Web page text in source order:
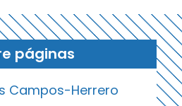
páginas
Campos-Herrero